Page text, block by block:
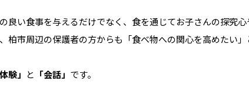
良い食事を与えるだけでなく、食を通じてお子さんの探究
柏市周辺の保護者の方からも「食べ物への関心を高めたい」
体験」 と 「会話」 です。